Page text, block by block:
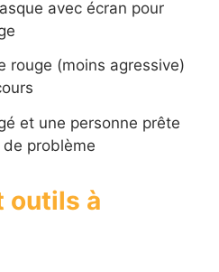
avec écran pour
rouge (moins agressive)
et une personne prête
problème
outils à